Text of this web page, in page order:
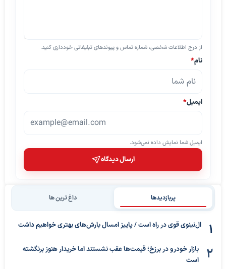
از درج اطلاعات شخصی، شماره تماس و پیوندهای تبلیغاتی خودداری کنید.
نام*
ایمیل*
ایمیل شما نمایش داده نمی‌شود.
ارسال دیدگاه
پربازدیدها داغ ترین ها
ال‌نینوی قوی در راه است / پاییز امسال بارش‌های بهتری خواهیم داشت
بازار خودرو در برزخ؛ قیمت‌ها عقب نشستند اما خریدار هنوز برنگشته
است